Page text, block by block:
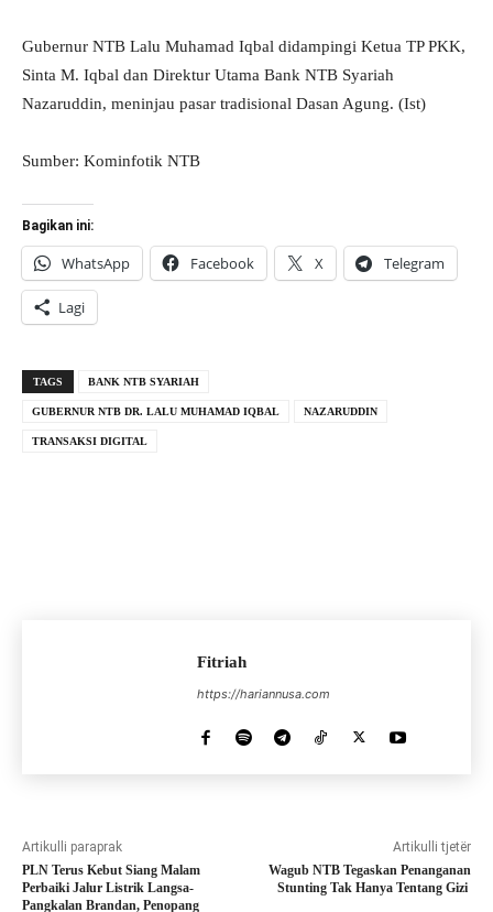
Gubernur NTB Lalu Muhamad Iqbal didampingi Ketua TP PKK,
Sinta M. Iqbal dan Direktur Utama Bank NTB Syariah
Nazaruddin, meninjau pasar tradisional Dasan Agung. (Ist)
Sumber: Kominfotik NTB
Bagikan ini:
WhatsApp Facebook X Telegram
Lagi
TAGS BANK NTB SYARIAH
GUBERNUR NTB DR. LALU MUHAMAD IQBAL NAZARUDDIN
TRANSAKSI DIGITAL
Fitriah
https://hariannusa.com
Artikulli paraprak
PLN Terus Kebut Siang Malam
Perbaiki Jalur Listrik Langsa-
Pangkalan Brandan, Penopang
Artikulli tjetër
Wagub NTB Tegaskan Penanganan
Stunting Tak Hanya Tentang Gizi